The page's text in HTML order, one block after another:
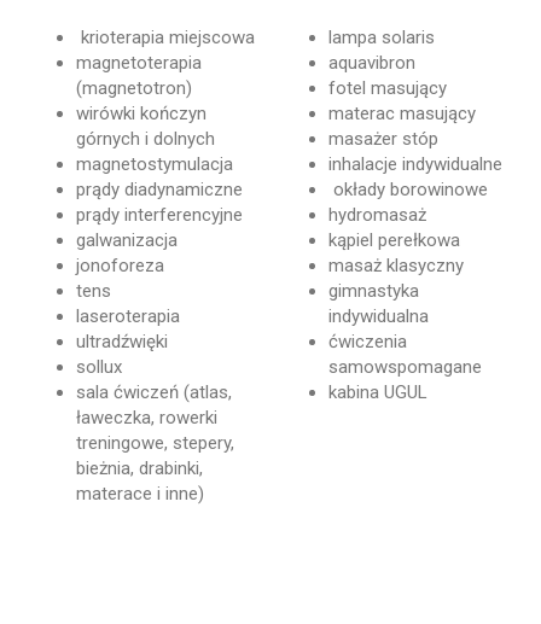
krioterapia miejscowa
magnetoterapia
(magnetotron)
wirówki kończyn
górnych i dolnych
magnetostymulacja
prądy diadynamiczne
prądy interferencyjne
galwanizacja
jonoforeza
tens
laseroterapia
ultradźwięki
sollux
sala ćwiczeń (atlas,
ławeczka, rowerki
treningowe, stepery,
bieżnia, drabinki,
materace i inne)
lampa solaris
aquavibron
fotel masujący
materac masujący
masażer stóp
inhalacje indywidualne
okłady borowinowe
hydromasaż
kąpiel perełkowa
masaż klasyczny
gimnastyka
indywidualna
ćwiczenia
samowspomagane
kabina UGUL